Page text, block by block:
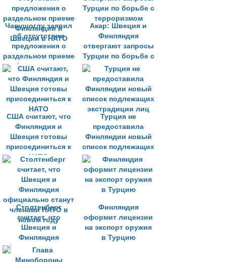
Чавушоглу заявил
об отсутствии
предложения о
раздельном приеме
Финляндии и
Швеции в НАТО
Акар: Швеция и
Финляндия
отвергают запросы
Турции по борьбе с
терроризмом
США считают, что
Финляндия и
Швеция готовы
присоединиться к
НАТО
Турция не
предоставила
Финляндии новый
список подлежащих
экстрадиции лиц
Столтенберг
считает, что
Швеция и
Финляндия
официально станут
членами НАТО в
Финляндия
оформит лицензии
на экспорт оружия
в Турцию